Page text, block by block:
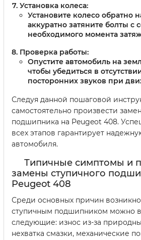
Установка колеса:
Установите колесо обратно
аккуратно затяните болты с
необходимого момента
Проверка работы:
Опустите автомобиль на
чтобы убедиться в
посторонних звуков при
Следуя данной пошаговой
самостоятельно произвести
подшипника на Peugeot 408.
всех этапов гарантирует
автомобиля.
Типичные симптомы и
замены ступичного
Peugeot 408
Среди основных причин
ступичным подшипником можно
следующие: износ из-за
нехватка смазки, механические